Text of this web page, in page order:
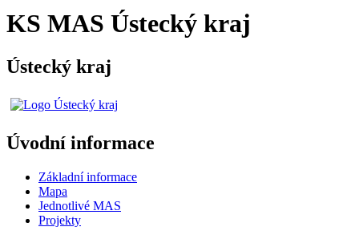
KS MAS Ústecký kraj
Ústecký kraj
Úvodní informace
Základní informace
Mapa
Jednotlivé MAS
Projekty